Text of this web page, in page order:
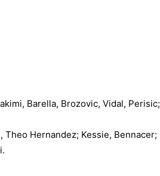
Barella, Brozovic, Vidal, Perisic;
Theo Hernandez; Kessie, Bennacer;